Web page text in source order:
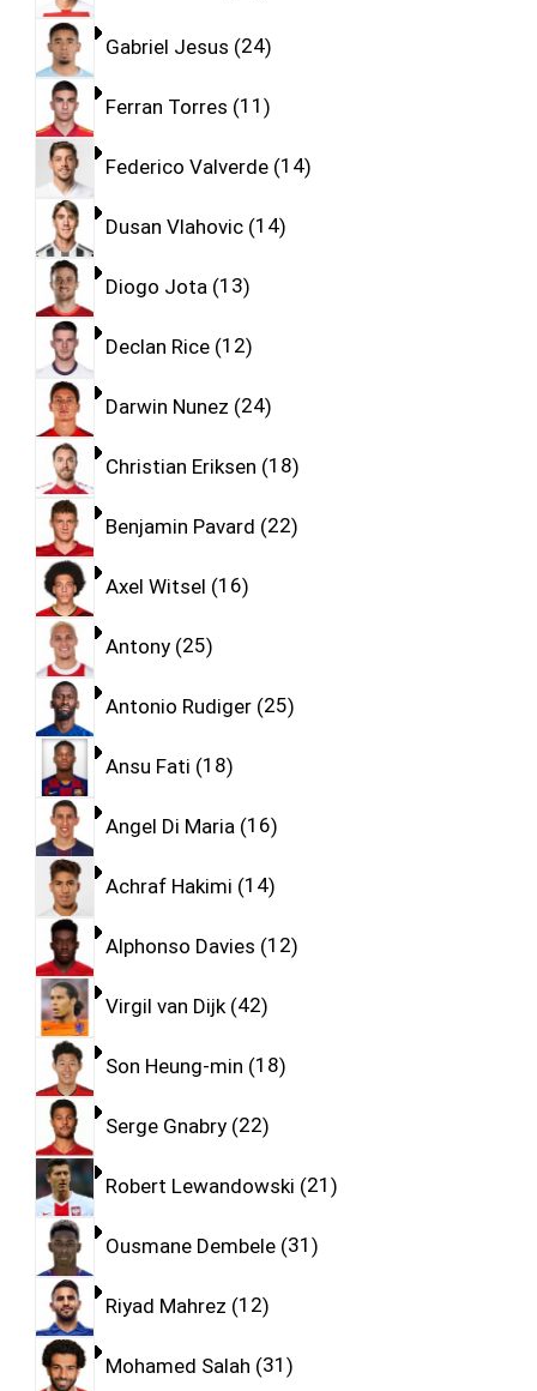
Gabriel Jesus 24
Ferran Torres 11
Federico Valverde 14
Dusan Vlahovic 14
Diogo Jota 13
Declan Rice 12
Darwin Nunez 24
Christian Eriksen 18
Benjamin Pavard 22
Axel Witsel 16
Antony 25
Antonio Rudiger 25
Ansu Fati 18
Angel Di Maria 16
Achraf Hakimi 14
Alphonso Davies 12
Virgil van Dijk 42
Son Heung-min 18
Serge Gnabry 22
Robert Lewandowski 21
Ousmane Dembele 31
Riyad Mahrez 12
Mohamed Salah 31